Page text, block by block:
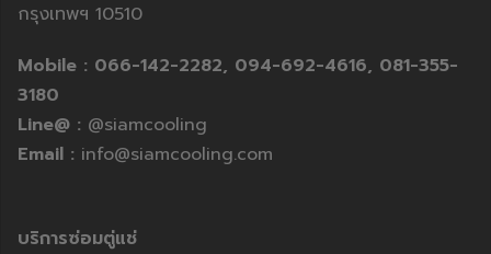
กรุงเทพฯ 10510
Mobile : 066-142-2282, 094-692-4616, 081-355-
3180
Line@ : @siamcooling
Email : info@siamcooling.com
บริการซ่อมตู่แช่